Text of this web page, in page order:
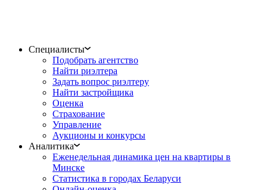
Специалисты
Подобрать агентство
Найти риэлтера
Задать вопрос риэлтеру
Найти застройщика
Оценка
Страхование
Управление
Аукционы и конкурсы
Аналитика
Еженедельная динамика цен на квартиры в
Минске
Статистика в городах Беларуси